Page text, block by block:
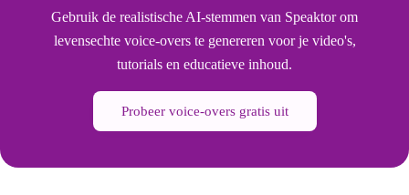
Gebruik de realistische AI-stemmen van Speaktor om
levensechte voice-overs te genereren voor je video's,
tutorials en educatieve inhoud.
Probeer voice-overs gratis uit